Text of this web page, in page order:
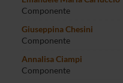
Componente
Giuseppina Chesini
Componente
Annalisa Ciampi
Componente